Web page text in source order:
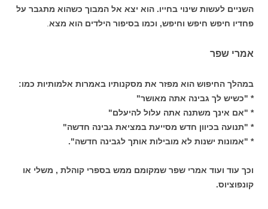
השניים לעשות שינוי בחייו. הוא יצא אל המבוך כשהוא מתגבר על
פחדיו חיפש חיפש וחיפש, וכמו בסיפור הילדים הוא מצא
אמרי שפר
במהלך החיפוש הוא מפזר את מסקנותיו באמרות אלמותיות כמו:
* "כשיש לך גבינה אתה מאושר"
* "אם אינך משתנה אתה עלול להיעלם"
* "תנועה בכיוון חדש מסייעת במציאת גבינה חדשה"
* "אמונות ישנות לא מובילות אותך לגבינה חדשה".
וכך עוד ועוד אמרי שפר שמקומם ממש בספרי קוהלת , משלי או
קונפוציוס.